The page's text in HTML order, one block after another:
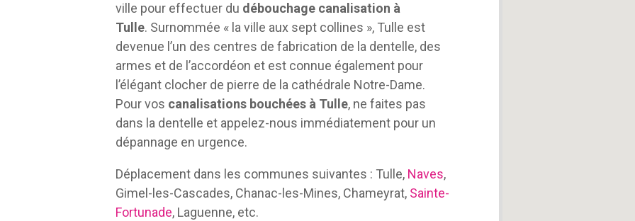
ville pour effectuer du débouchage canalisation à
Tulle. Surnommée « la ville aux sept collines », Tulle est
devenue l’un des centres de fabrication de la dentelle, des
armes et de l’accordéon et est connue également pour
l’élégant clocher de pierre de la cathédrale Notre-Dame.
Pour vos canalisations bouchées à Tulle, ne faites pas
dans la dentelle et appelez-nous immédiatement pour un
dépannage en urgence.
Déplacement dans les communes suivantes : Tulle, Naves,
Gimel-les-Cascades, Chanac-les-Mines, Chameyrat, Sainte-
Fortunade, Laguenne, etc.